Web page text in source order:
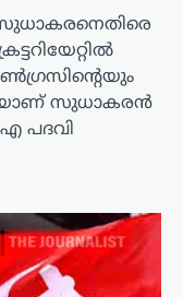
സുധാകരൻ
പദവി